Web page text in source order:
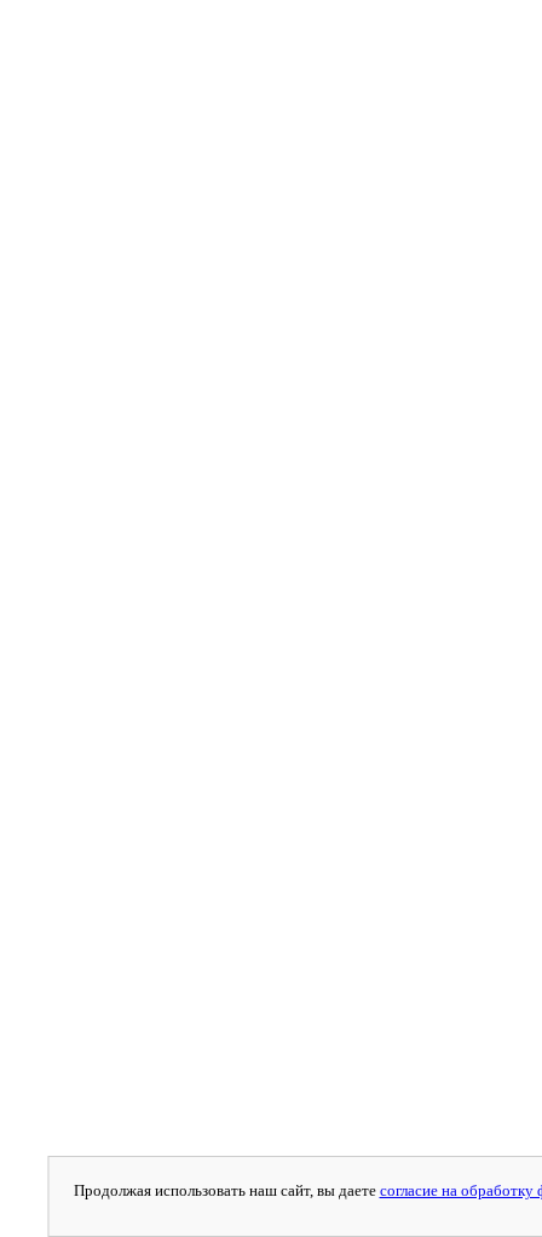
Продолжая использовать наш сайт, вы даете согласие на